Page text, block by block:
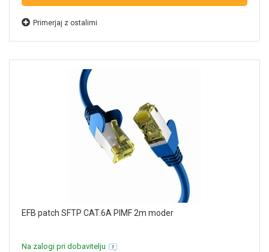
Primerjaj z ostalimi
EFB patch SFTP CAT.6A PIMF 2m moder
Na zalogi pri dobavitelju